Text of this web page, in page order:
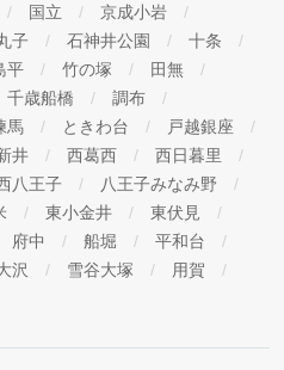
国立
京成小岩
子 石神井公園
十条
平 竹の塚
田無
千歳船橋
調布
馬 ときわ台
戸越銀座
井 西葛西
西日暮里
八王子
八王子みなみ野
東小金井
東伏見
府中 船堀
平和台
沢 雪谷大塚
用賀